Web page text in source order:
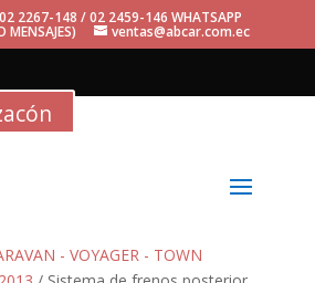
2267-148 / 02 2459-146 WHATSAPP
ventas@abcar.com.ec
- VOYAGER - TOWN